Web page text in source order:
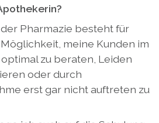
Pharmazie besteht für
meine Kunden im
zu beraten, Leiden
oder durch
erst gar nicht auftreten zu